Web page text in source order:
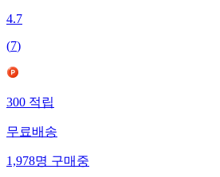
4.7
(7)
300적립
무료배송
1,978명구매중